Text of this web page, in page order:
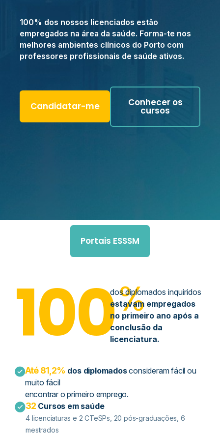
100% dos nossos licenciados estão
empregados na área da saúde. Forma-te nos
melhores ambientes clínicos do Porto com
professores profissionais de saúde ativos.
Candidatar-me Conhecer os
cursos
Portais ESSSM
100%
dos diplomados inquiridos
estavam empregados
no primeiro ano após a
conclusão da
licenciatura.
Até 81,2% dos diplomadosconsideram fácil ou
muito fácil
encontrar o primeiro emprego.
32 Cursos em saúde
4 licenciaturas e 2 CTeSPs​, 20 pós-graduações, 6
mestrados